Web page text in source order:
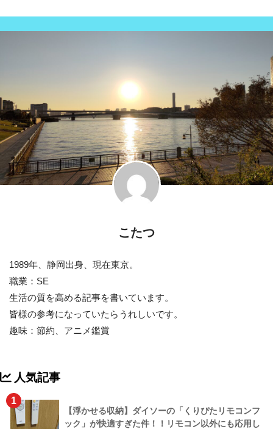
こたつ
1989年、静岡出身、現在東京。
職業：SE
生活の質を高める記事を書いています。
皆様の参考になっていたらうれしいです。
趣味：節約、アニメ鑑賞
人気記事
1
【浮かせる収納】ダイソーの「くりぴたリモコンフ
ック」が快適すぎた件！！リモコン以外にも応用し